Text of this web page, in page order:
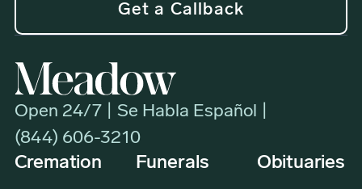
Get a Callback
Open 24/7 | Se Habla Español |
(844) 606-3210
Cremation Funerals Obituaries